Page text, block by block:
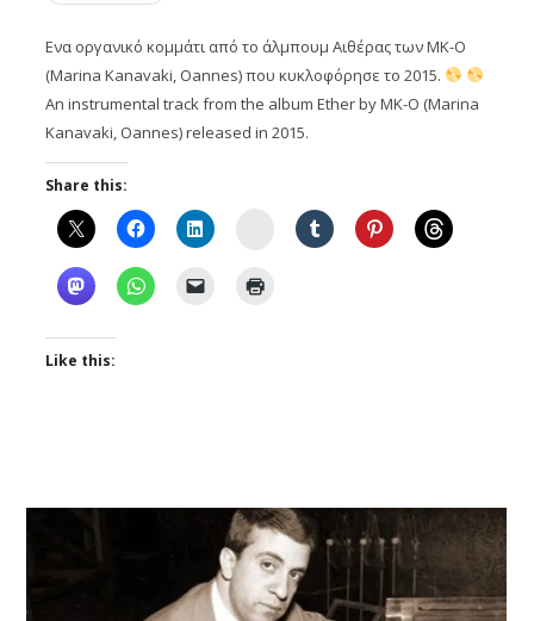
Ενα οργανικό κομμάτι από το άλμπουμ Αιθέρας των MK-O
(Marina Kanavaki, Oannes) που κυκλοφόρησε το 2015.
An instrumental track from the album Ether by MK-O (Marina
Kanavaki, Oannes) released in 2015.
Share this:
Instagram
Like this: